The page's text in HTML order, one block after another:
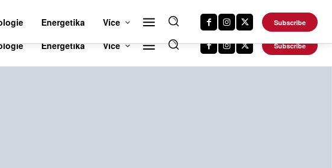
DALŠÍ WEBY
Energetika Více Subscribe